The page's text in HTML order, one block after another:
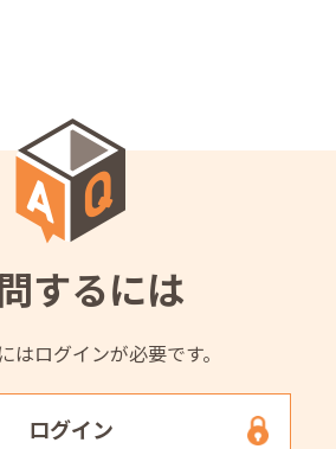
するには
はログインが必要です。
ログイン